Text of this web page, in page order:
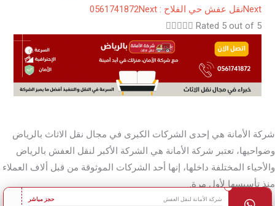
Nextنقل عفش حي الفلاح : 0561741872Next
 Rated 5 out of 5
شركة الأمانة لنقل العفش حجز مباشر
شركة الأمانة هي إحدى الشركات الكبرى في مجال نقل الاثاث بالرياض
وضواحيها، تعتبر شركة الأمانة هي الشركة الأكبر لنقل العفش بالرياض
والأحياء المختلفة داخلها، إنها أحد الشركات الموثوقة من قبل ألاف العملاء
منذ تأسيسها لأول مرة.